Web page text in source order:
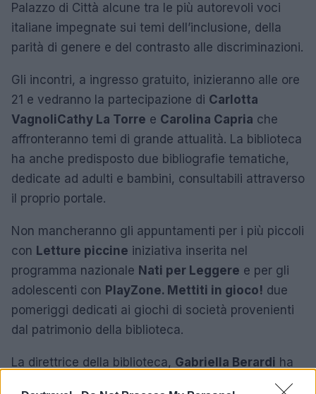
Palazzo di Città alcune tra le più autorevoli voci
italiane impegnate sui temi dell’inclusione, della
parità di genere e del contrasto alle discriminazioni.
Gli incontri, a ingresso gratuito, inizieranno alle ore
21 e vedranno la partecipazione di Carlotta
VagnoliCathy La Torre e Carolina Capria che
affronteranno temi di grande attualità. La biblioteca
ha anche predisposto due bibliografie tematiche,
dedicate ad adulti e bambini, consultabili attraverso
il proprio portale.
Non mancheranno gli appuntamenti per i più piccoli
con Letture piccine iniziativa inserita nel
programma nazionale Nati per Leggere e per gli
adolescenti con PlayZone. Mettiti in gioco! due
pomeriggi dedicati ai giochi di società provenienti
dal patrimonio della biblioteca.
La direttrice della biblioteca, Gabriella Berardi ha